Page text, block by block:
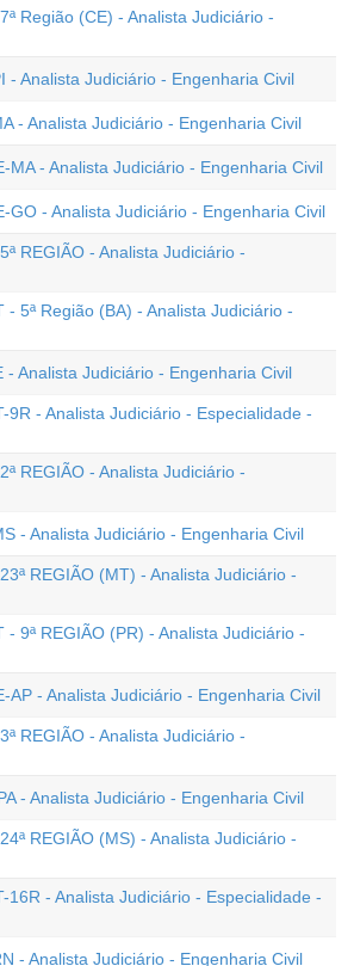
Região (CE) - Analista Judiciário -
- Analista Judiciário - Engenharia Civil
- Analista Judiciário - Engenharia Civil
MA - Analista Judiciário - Engenharia Civil
GO - Analista Judiciário - Engenharia Civil
REGIÃO - Analista Judiciário -
- 5ª Região (BA) - Analista Judiciário -
- Analista Judiciário - Engenharia Civil
9R - Analista Judiciário - Especialidade -
REGIÃO - Analista Judiciário -
- Analista Judiciário - Engenharia Civil
REGIÃO (MT) - Analista Judiciário -
- 9ª REGIÃO (PR) - Analista Judiciário -
AP - Analista Judiciário - Engenharia Civil
REGIÃO - Analista Judiciário -
- Analista Judiciário - Engenharia Civil
REGIÃO (MS) - Analista Judiciário -
16R - Analista Judiciário - Especialidade -
- Analista Judiciário - Engenharia Civil